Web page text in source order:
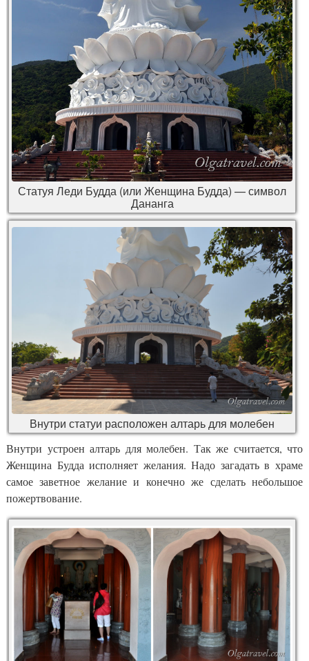
Статуя Леди Будда (или Женщина Будда) — символ
Дананга
Внутри статуи расположен алтарь для молебен
Внутри устроен алтарь для молебен. Так же считается, что
Женщина Будда исполняет желания. Надо загадать в храме
самое заветное желание и конечно же сделать небольшое
пожертвование.